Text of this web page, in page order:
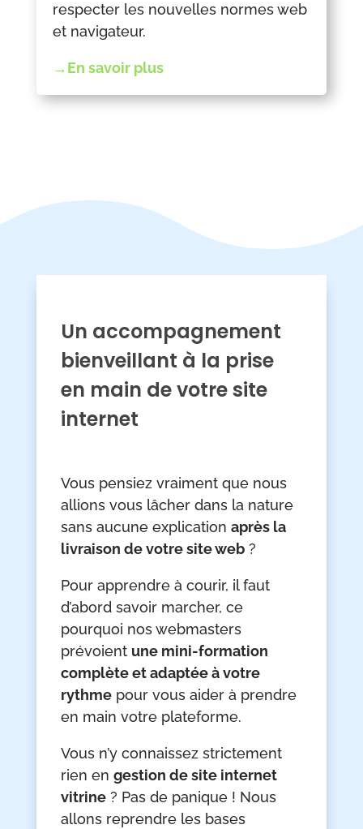
respecter les nouvelles normes web
et navigateur.
→En savoir plus
Un accompagnement
bienveillant à la prise
en main de votre site
internet
Vous pensiez vraiment que nous
allions vous lâcher dans la nature
sans aucune explication après la
livraison de votre site web?
Pour apprendre à courir, il faut
d’abord savoir marcher, ce
pourquoi nos webmasters
prévoient une mini-formation
complète et adaptée à votre
rythmepour vous aider à prendre
en main votre plateforme.
Vous n’y connaissez strictement
rien en gestion de site internet
vitrine? Pas de panique ! Nous
allons reprendre les bases